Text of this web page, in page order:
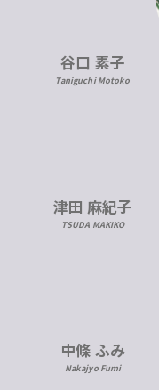
谷口 素子
Taniguchi Motoko
津田 麻紀子
TSUDA MAKIKO
中條 ふみ
Nakajyo Fumi